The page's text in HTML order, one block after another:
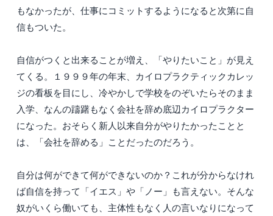
もなかったが、仕事にコミットするようになると次第に自
信もついた。
自信がつくと出来ることが増え、「やりたいこと」が見え
てくる。１９９９年の年末、カイロプラクティックカレッ
ジの看板を目にし、冷やかしで学校をのぞいたらそのまま
入学、なんの躊躇もなく会社を辞め底辺カイロプラクター
になった。おそらく新人以来自分がやりたかったことと
は、「会社を辞める」ことだったのだろう。
自分は何ができて何ができないのか？これが分からなけれ
ば自信を持って「イエス」や「ノー」も言えない。そんな
奴がいくら働いても、主体性もなく人の言いなりになって